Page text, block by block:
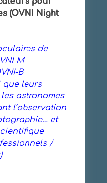
(OVNI Night
de
M
B
que leurs
astronomes
l’observation
et
/